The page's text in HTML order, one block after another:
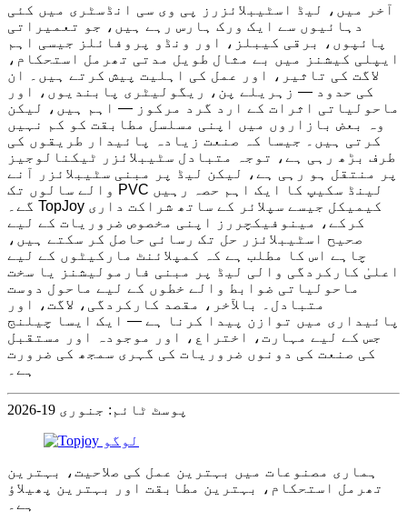
آخر میں، لیڈ اسٹیبلائزرز پی وی سی انڈسٹری میں کئی
دہائیوں سے ایک ورک ہارس رہے ہیں، جو تعمیراتی
پائپوں، برقی کیبلز، اور ونڈو پروفائلز جیسی اہم
ایپلی کیشنز میں بے مثال طویل مدتی تھرمل استحکام،
لاگت کی تاثیر، اور عمل کی اہلیت پیش کرتے ہیں۔ ان
کی حدود — زہریلے پن، ریگولیٹری پابندیوں، اور
ماحولیاتی اثرات کے ارد گرد مرکوز — اہم ہیں، لیکن
وہ بعض بازاروں میں اپنی مسلسل مطابقت کو کم نہیں
کرتی ہیں۔ جیسا کہ صنعت زیادہ پائیدار طریقوں کی
طرف بڑھ رہی ہے، توجہ متبادل سٹیبلائزر ٹیکنالوجیز
پر منتقل ہو رہی ہے، لیکن لیڈ پر مبنی سٹیبلائزر آنے
والے سالوں تک PVC لینڈ سکیپ کا ایک اہم حصہ رہیں
گے۔ TopJoy کیمیکل جیسے سپلائر کے ساتھ شراکت داری
کرکے، مینوفیکچررز اپنی مخصوص ضروریات کے لیے
صحیح اسٹیبلائزر حل تک رسائی حاصل کر سکتے ہیں،
چاہے اس کا مطلب ہے کہ کمپلائنٹ مارکیٹوں کے لیے
اعلیٰ کارکردگی والی لیڈ پر مبنی فارمولیشنز یا سخت
ماحولیاتی ضوابط والے خطوں کے لیے ماحول دوست
متبادل۔ بالآخر، مقصد کارکردگی، لاگت، اور
پائیداری میں توازن پیدا کرنا ہے — ایک ایسا چیلنج
جس کے لیے مہارت، اختراع، اور موجودہ اور مستقبل
کی صنعت کی دونوں ضروریات کی گہری سمجھ کی ضرورت
ہے۔
پوسٹ ٹائم: جنوری 19-2026
ہماری مصنوعات میں بہترین عمل کی صلاحیت، بہترین
تھرمل استحکام، بہترین مطابقت اور بہترین پھیلاؤ
ہے۔